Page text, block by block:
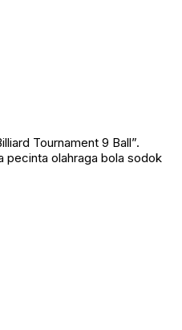
Tournament 9 Ball”.
pecinta olahraga bola sodok